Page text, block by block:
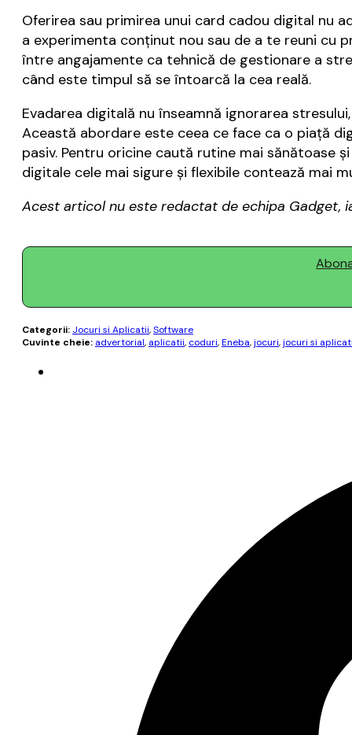
Oferirea sau primirea unui card cadou digital nu
a experimenta conținut nou sau de a te reuni cu
între angajamente ca tehnică de gestionare a
când este timpul să se întoarcă la cea reală.
Evadarea digitală nu înseamnă ignorarea
Această abordare este ceea ce face ca o piață
pasiv. Pentru oricine caută rutine mai sănătoase
digitale cele mai sigure și flexibile contează mai
Acest articol nu este redactat de echipa Gadget,
Categorii: Jocuri si Aplicatii,Software
Cuvinte cheie: advertorial, aplicatii, coduri,Eneba,jocuri,jocuri si